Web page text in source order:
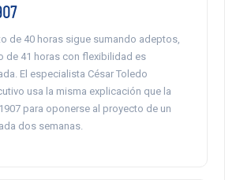
de 40 horas sigue sumando adeptos,
de 41 horas con flexibilidad es
El especialista César Toledo
usa la misma explicación que la
para oponerse al proyecto de un
dos semanas.